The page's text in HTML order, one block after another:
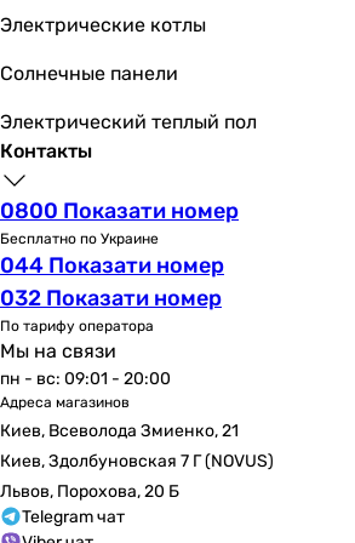
-
950 м³/час
-
1090, 770, 610 м³/час
480, 1090 м³/час
Потребляемая номинальная мощность
2.35, 2.55 кВт
2.34, 2.57 кВт
2.05, 2.06 кВт
2.34 кВт
2.37, 2.45 кВт
2.5 кВт
2.35, 2.4 кВт
6.5 кВт
1.93, 1.95 кВт
2.4 кВт
2.5 кВт
Электропитание
Электрические котлы
Солнечные панели
Электрический теплый пол
Контакты
0800 Показати номер
Бесплатно по Украине
044 Показати номер
032 Показати номер
По тарифу оператора
Мы на связи
пн - вс: 09:01 - 20:00
Адреса магазинов
Киев, Всеволода Змиенко, 21
Киев, Здолбуновская 7 Г (NOVUS)
Львов, Порохова, 20 Б
Telegram чат